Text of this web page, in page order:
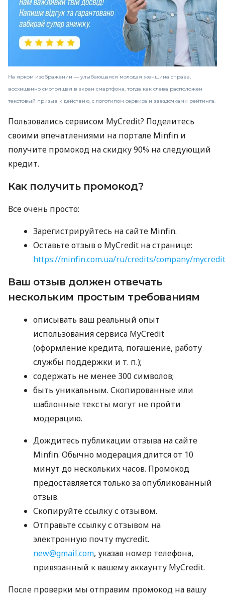
На ярком изображении — улыбающаяся молодая женщина справа,
восхищенно смотрящая в экран смартфона, тогда как слева расположен
текстовый призыв к действию, с логотипом сервиса и звездочками рейтинга.
Пользовались сервисом MyCredit? Поделитесь
своими впечатлениями на портале Minfin и
получите промокод на скидку 90% на следующий
кредит.
Как получить промокод?
Все очень просто:
Зарегистрируйтесь на сайте Minfin.
Оставьте отзыв о MyCredit на странице:
https://minfin.com.ua/ru/credits/company/
Ваш отзыв должен отвечать
нескольким простым требованиям
описывать ваш реальный опыт
использования сервиса MyCredit
(оформление кредита, погашение, работу
службы поддержки и т. п.);
содержать не менее 300 символов;
быть уникальным. Скопированные или
шаблонные тексты могут не пройти
модерацию.
Дождитесь публикации отзыва на сайте
Minfin. Обычно модерация длится от 10
минут до нескольких часов. Промокод
предоставляется только за опубликованный
отзыв.
Скопируйте ссылку с отзывом.
Отправьте ссылку с отзывом на
электронную почту mycredit.
new@gmail.com, указав номер телефона,
привязанный к вашему аккаунту MyCredit.
После проверки мы отправим промокод на вашу